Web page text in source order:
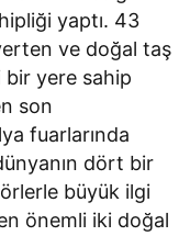
yaptı. 43
ve doğal taş
bir yere sahip
son
fuarlarında
dört bir
büyük ilgi
önemli iki doğal